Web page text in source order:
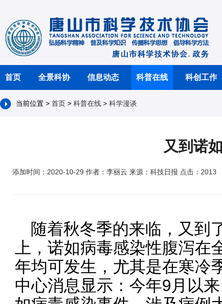
首页 全景科协 信息动态 科普在线 科创工作
当前位置 > 首页 > 科普在线 > 科学漫谈
又到诺
添加时间：2020-10-29 作者：李丽云 来源：科技日报 点击：2013
随着秋冬季的来临，又到
上，诺如病毒感染性腹泻
年均可发生，尤其是在寒冷
中心消息显示：今年9月以